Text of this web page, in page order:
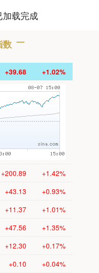
加载完成
数
+39.68 +1.02%
+200.89 +1.42%
+43.13 +0.93%
+11.37 +1.01%
+47.56 +1.35%
+12.30 +0.17%
+0.10 +0.04%